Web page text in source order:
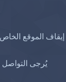
إيقاف الموقع
يُرجى